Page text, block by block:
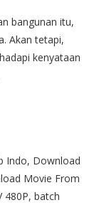
bangunan itu,
Akan tetapi,
kenyataan
Indo, Download
Movie From
480P, batch